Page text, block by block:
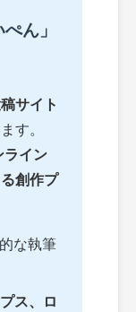
ん」
サイト
す。
イン
創作プ
な執筆
ス、ロ